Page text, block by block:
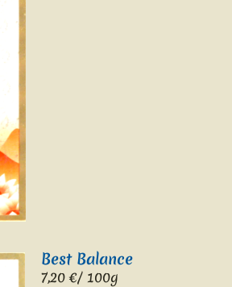
Best Balance
7,20 €/ 100g